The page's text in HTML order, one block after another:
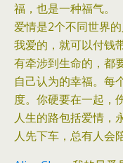
福，也是一种福气。
爱情是2个不同世界
我爱的，就可以付钱
有牵涉到生命的，都
自己认为的幸福。每
度。你硬要在一起，
人生的路包括爱情，
人先下车，总有人会